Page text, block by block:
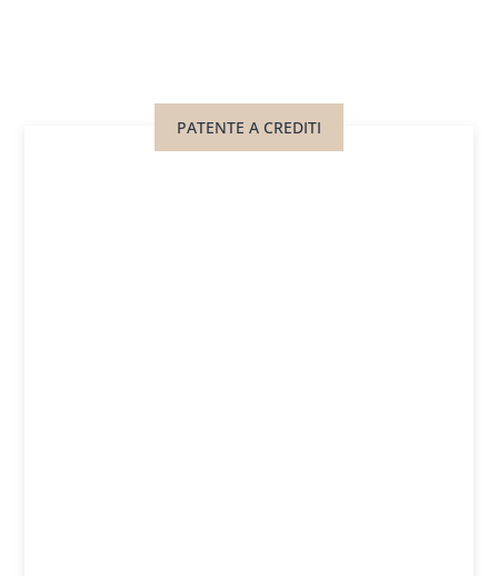
PATENTE A CREDITI